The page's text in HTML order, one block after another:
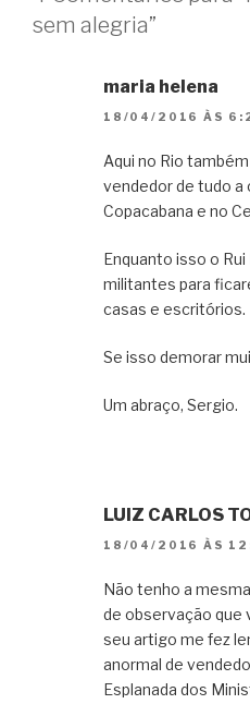
sem alegria”
maria helena
18/04/2016 ÀS
Aqui no Rio
vendedor de tudo a
Copacabana e no
Enquanto isso o
militantes para
casas e escritórios.
Se isso demorar
Um abraço, Sergio.
LUIZ CARLOS
18/04/2016 ÀS
Não tenho a
de observação que
seu artigo me fez
anormal de
Esplanada dos